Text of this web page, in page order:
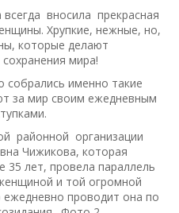
вносила прекрасная
Хрупкие, нежные, но,
которые делают
мира!
именно такие
за мир своим ежедневным
районной организации
Чижикова, которая
35 лет, провела параллель
и той огромной
проводит она по